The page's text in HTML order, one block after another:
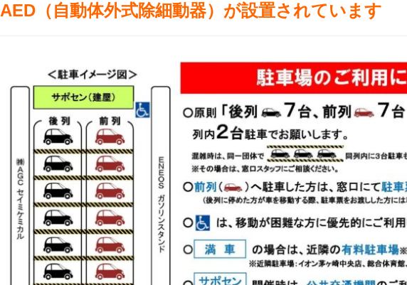
AED（自動体外式除細動器）が設置されています